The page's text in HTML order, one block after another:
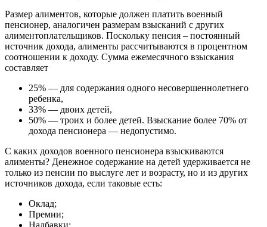
Размер алиментов, которые должен платить военный
пенсионер, аналогичен размерам взысканий с других
алиментоплательщиков. Поскольку пенсия – постоянный
источник дохода, алименты рассчитываются в процентном
соотношении к доходу. Сумма ежемесячного взыскания
составляет
25% — для содержания одного несовершеннолетнего
ребенка,
33% — двоих детей,
50% — троих и более детей. Взыскание более 70% от
дохода пенсионера — недопустимо.
С каких доходов военного пенсионера взыскиваются
алименты? Денежное содержание на детей удерживается не
только из пенсии по выслуге лет и возрасту, но и из других
источников дохода, если таковые есть:
Оклад;
Премии;